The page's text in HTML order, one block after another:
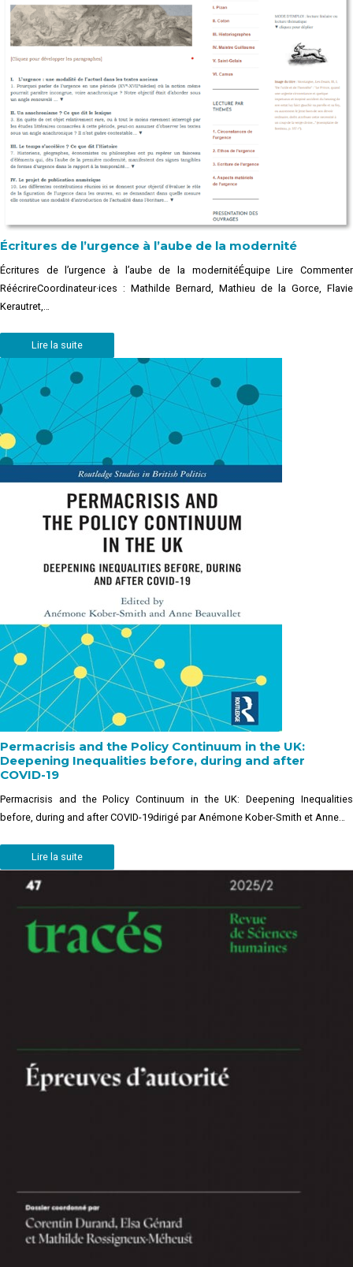
Écritures de l’urgence à l’aube de la modernité
Écritures de l’urgence à l’aube de la modernitéÉquipe Lire Commenter
RéécrireCoordinateur·ices : Mathilde Bernard, Mathieu de la Gorce, Flavie
Kerautret,…
Lire la suite
Permacrisis and the Policy Continuum in the UK:
Deepening Inequalities before, during and after
COVID-19
Permacrisis and the Policy Continuum in the UK: Deepening Inequalities
before, during and after COVID-19dirigé par Anémone Kober-Smith et Anne…
Lire la suite